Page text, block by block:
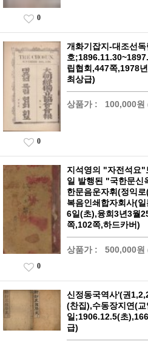
0
개화기잡지-대조선
호
립협회,447쪽,1978
최상급)
상품가 : 100,000원
0
지석영의 "자전석요
일 발행된 "국한문신
한문음운자휘(정익
복음인쇄합자회사(
6일(초),융희3년3월
쪽,102쪽,하드카버)
상품가 : 500,000원
0
신정동국역사'(권
(찬집),수동장지연(
일;1906.12.5(초
급)